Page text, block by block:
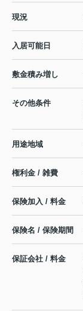
現況
入居可能日
敷金積み増し
その他条件
用途地域
権利金 / 雑費
保険加入 / 料金
保険名 / 保険期間
保証会社 / 料金